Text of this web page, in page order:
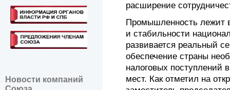
Новости компаний
расширение
Промышленность лежит
и стабильности
развивается реальный
обеспечение страны
налоговых поступлений
мест. Как отметил на